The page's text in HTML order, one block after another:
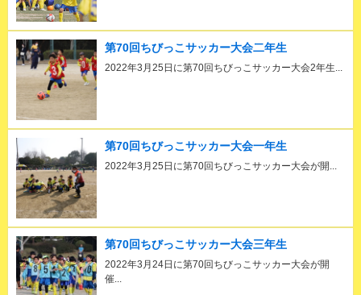
第70回ちびっこサッカー大会二年生
2022年3月25日に第70回ちびっこサッカー大会2年生...
第70回ちびっこサッカー大会一年生
2022年3月25日に第70回ちびっこサッカー大会が開...
第70回ちびっこサッカー大会三年生
2022年3月24日に第70回ちびっこサッカー大会が開
催...